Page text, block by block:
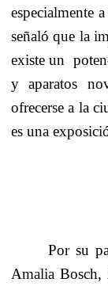
especialmente
señaló que la
existe un
y aparatos
ofrecerse a la
es una
Por su
Amalia Bosch,